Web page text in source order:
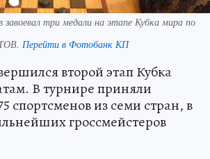
завоевал три медали на этапе Кубка мира по
Перейти в Фотобанк КП
второй этап Кубка
В турнире приняли
спортсменов из семи стран, в
гроссмейстеров